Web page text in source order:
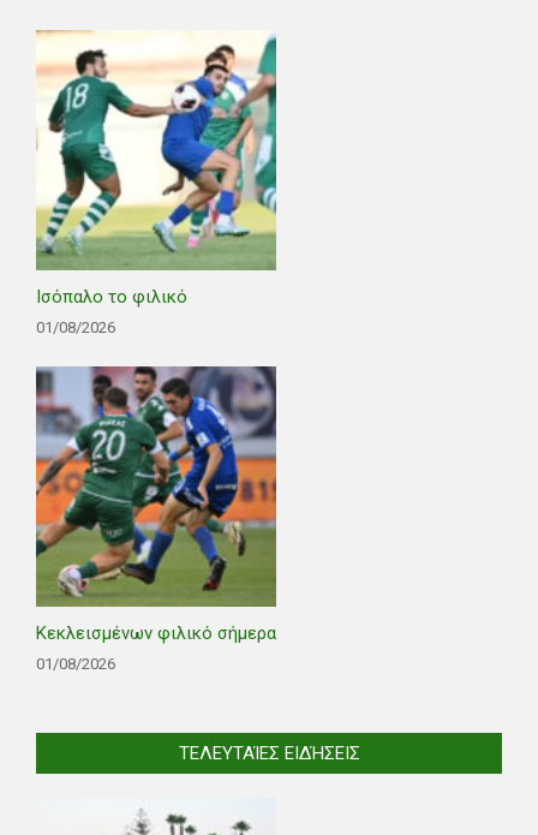
Ισόπαλο το φιλικό
01/08/2026
Κεκλεισμένων φιλικό σήμερα
01/08/2026
ΤΕΛΕΥΤΑΊΕΣ ΕΙΔΉΣΕΙΣ